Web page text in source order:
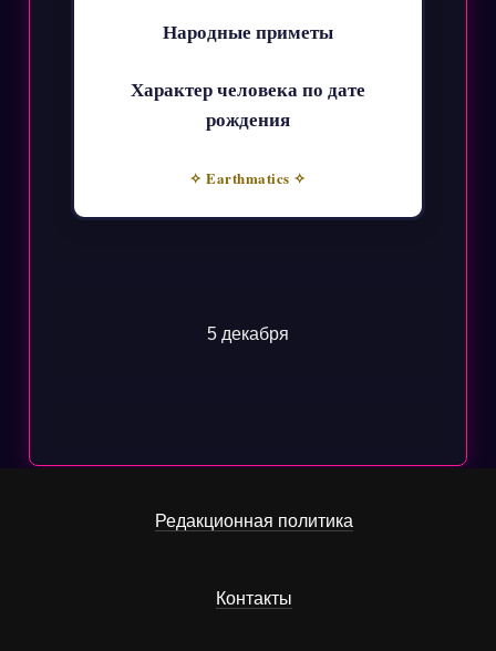
Народные приметы
Характер человека по дате
рождения
✧ Earthmatics ✧
5 декабря
Редакционная политика
Контакты